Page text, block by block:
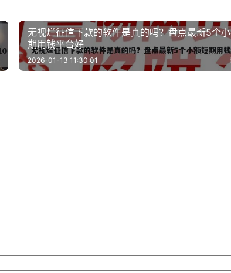
无视烂征信下款的软件是真的吗？盘点最新5个
期用钱平台好
2026-01-13 11:30:01